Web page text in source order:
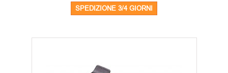
SPEDIZIONE 3/4 GIORNI